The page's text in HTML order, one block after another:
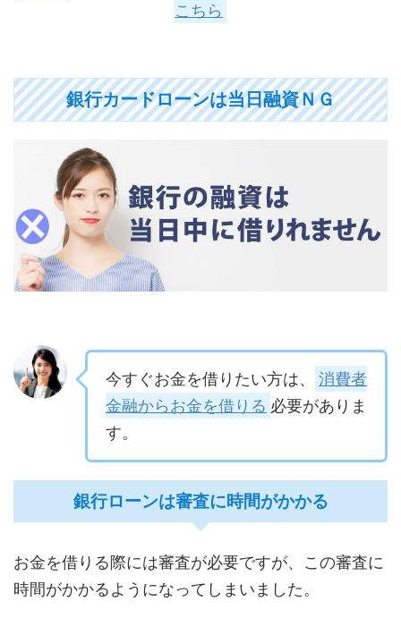
こちら
銀行カードローンは当日融資ＮＧ
今すぐお金を借りたい方は、
消費者
金融からお金を借りる 必要がありま
す。
銀行ローンは審査に時間がかかる
お金を借りる際には審査が必要ですが、この審査に
時間がかかるようになってしまいました。